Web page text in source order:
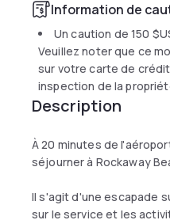
Information de
Un caution de 150
Veuillez noter que ce
sur votre carte de
inspection de la
Description
À 20 minutes de
séjourner à Rockaway
Il s'agit d'une escapade
sur le service et les